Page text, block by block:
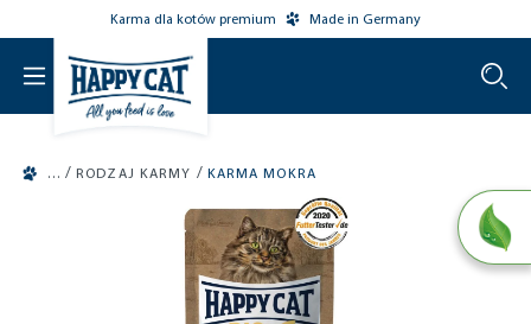
main contentKarma dla kotów premium Made in Germany
/ RODZAJ KARMY / KARMA MOKRA